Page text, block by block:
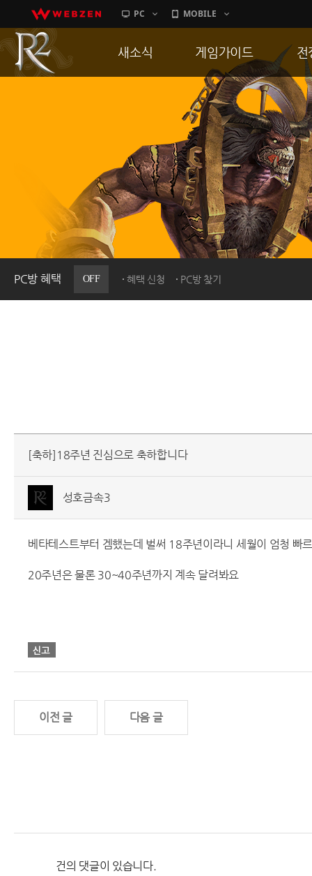
PC MOBILE
PC방 혜택 OFF 혜택 신청 PC방 찾기
새소식
이벤트
히스토리
PC방으로간다
게임가이드
게임 특징
서버가이드
신병훈련소
세부가이드
통합보급센터
전
통
공
[축하]18주년 진심으로 축하합니다
성호금속3
베타테스트부터 겜했는데 벌써 18주년이라니 세월이 엄청 빠
20주년은 물론 30~40주년까지 계속 달려봐요
이전 글 다음 글
건의 댓글이 있습니다.